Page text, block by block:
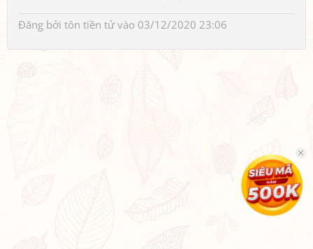
Đăng bởi tôn tiền tửvào 03/12/2020 23:06